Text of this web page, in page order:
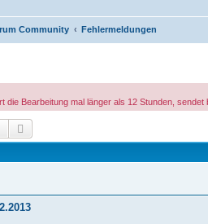
Community Fehlermeldungen
Bearbeitung mal länger als 12 Stunden,
Suche